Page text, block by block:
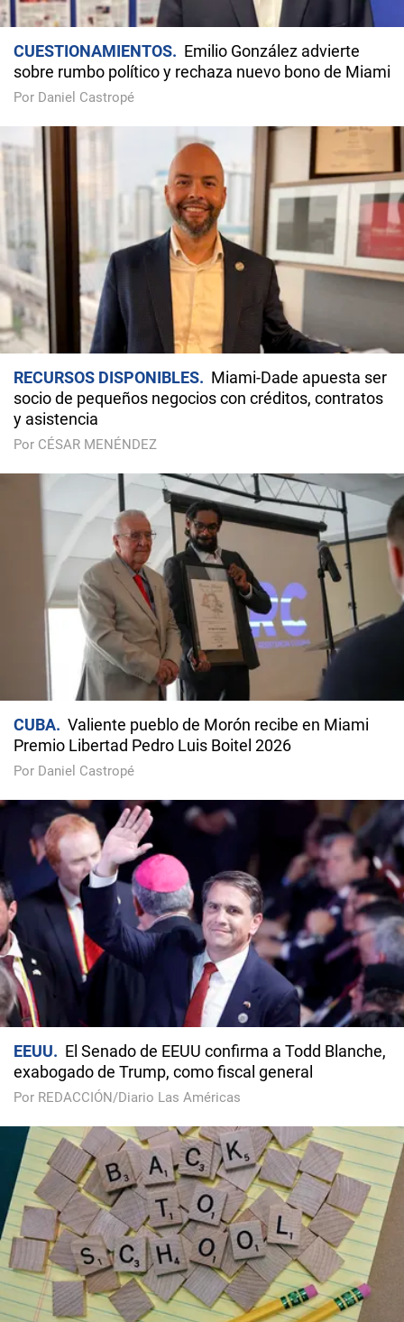
CUESTIONAMIENTOS
Emilio González advierte
sobre rumbo político y rechaza nuevo bono de Miami
Por Daniel Castropé
RECURSOS DISPONIBLES
Miami-Dade apuesta ser
socio de pequeños negocios con créditos, contratos
y asistencia
Por CÉSAR MENÉNDEZ
CUBA
Valiente pueblo de Morón recibe en Miami
Premio Libertad Pedro Luis Boitel 2026
Por Daniel Castropé
EEUU
El Senado de EEUU confirma a Todd Blanche,
exabogado de Trump, como fiscal general
Por REDACCIÓN/Diario Las Américas